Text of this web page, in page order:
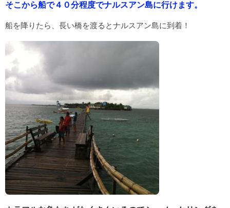
そこから船で４０分程度でナルスアン島に行けます。
船を降りたら、長い橋を渡るとナルスアン島に到着！